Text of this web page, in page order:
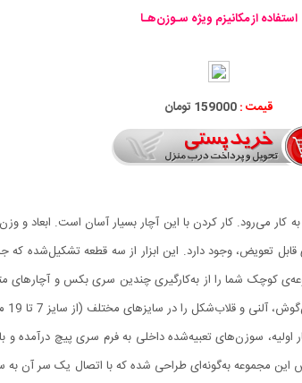
استفاده از مکانیزم ویژه سـوزن‌هـا
قیمت :159000 تومان
می‌رود. کار کردن با این آچار بسیار آسان است. ابعاد و
کوچک شما را از به‌کارگیری چندین سری بکس و آچارهای
را در سایزهای مختلف (از سایز 7 تا 19 میلی‌متر) فراهم می‌کند.
سوزن‌های تعبیه‌شده داخلی به فرم سری پیچ درآمده و
مجموعه به‌گونه‌ای طراحی شده که با اتصال یک ‌سر آن